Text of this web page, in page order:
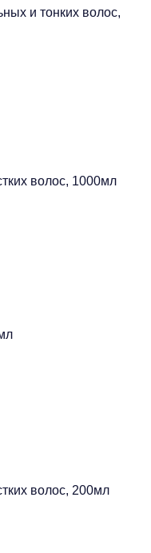
и тонких волос,
волос, 1000мл
волос, 200мл